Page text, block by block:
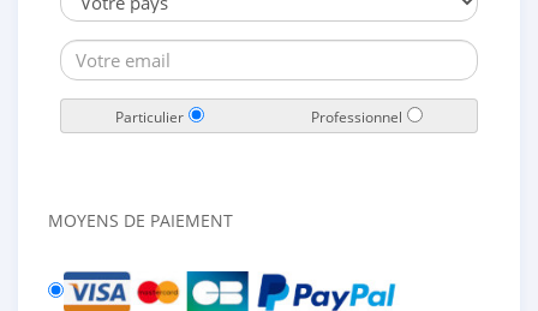
Particulier Professionnel
MOYENS DE PAIEMENT